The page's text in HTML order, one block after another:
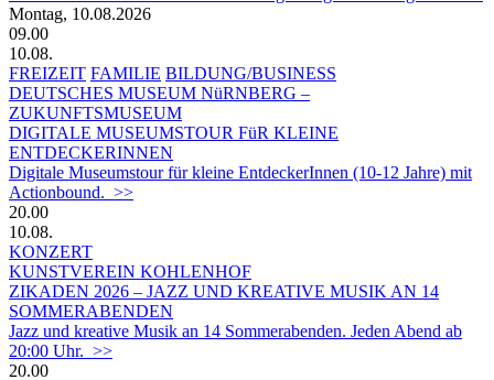
Montag, 10.08.2026
09.00
10.08.
FREIZEIT FAMILIE BILDUNG/BUSINESS
DEUTSCHES MUSEUM NüRNBERG –
ZUKUNFTSMUSEUM
DIGITALE MUSEUMSTOUR FüR KLEINE
ENTDECKERINNEN
Digitale Museumstour für kleine EntdeckerInnen (10-12 Jahre) mit
Actionbound. >>
20.00
10.08.
KONZERT
KUNSTVEREIN KOHLENHOF
ZIKADEN 2026 – JAZZ UND KREATIVE MUSIK AN 14
SOMMERABENDEN
Jazz und kreative Musik an 14 Sommerabenden. Jeden Abend ab
20:00 Uhr. >>
20.00